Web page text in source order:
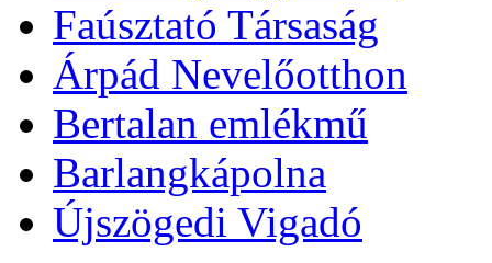
Faúsztató Társaság
Árpád Nevelőotthon
Bertalan emlékmű
Barlangkápolna
Újszögedi Vigadó